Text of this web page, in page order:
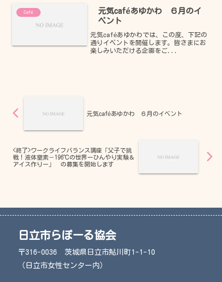
Café
元気caféあゆかわ ６月のイ
ベント
元気caféあゆかわでは、この度、下記の
通りイベントを開催します。皆さまにお
楽しみいただける企画をご...
元気caféあゆかわ ６月のイベント
<終了>ワークライフバランス講座「父子で挑
戦！液体窒素－196℃の世界ーひんやり実験＆
アイス作りー」 の募集を開始します
日立市らぽーる協会
〒316-0036 茨城県日立市鮎川町1-1-10
（日立市女性センター内）